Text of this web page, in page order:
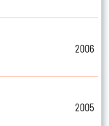
2006
2005